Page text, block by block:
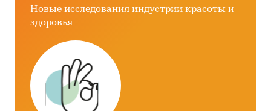
• Кабинетное исследование. Поиск и анализ
информации из различных источников,
проведение расчетов. Статистика и аналитика
• Прогноз ГидМаркет. Современные
статистические методы прогнозирования с
поправкой на мнение экспертов.
Новые исследования индустрии красоты и
здоровья